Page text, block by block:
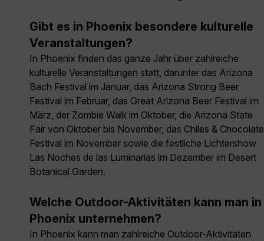
Gibt es in Phoenix besondere kulturelle
Veranstaltungen?
In Phoenix finden das ganze Jahr über zahlreiche
kulturelle Veranstaltungen statt, darunter das Arizona
Bach Festival im Januar, das Arizona Strong Beer
Festival im Februar, das Great Arizona Beer Festival im
März, der Zombie Walk im Oktober, die Arizona State
Fair von Oktober bis November, das Chiles & Chocolate
Festival im November sowie die festliche Lichtershow
Las Noches de las Luminarias im Dezember im Desert
Botanical Garden.
Welche Outdoor-Aktivitäten kann man in
Phoenix unternehmen?
In Phoenix kann man zahlreiche Outdoor-Aktivitäten